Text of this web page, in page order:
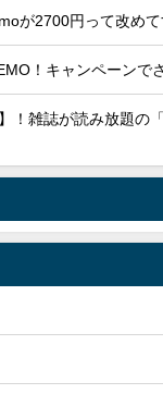
が2700円って改め
！キャンペーンで
！雑誌が読み放題の